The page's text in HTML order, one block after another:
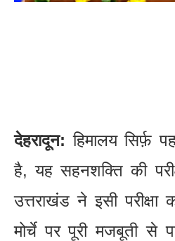
देहरादून: हिमालय सिर्फ़
है, यह सहनशक्ति की
उत्तराखंड ने इसी
मोर्चे पर पूरी मजबूती से